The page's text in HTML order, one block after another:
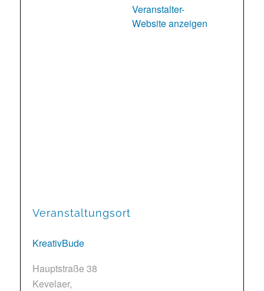
Veranstalter-
Website anzeigen
Veranstaltungsort
KreativBude
Hauptstraße 38
Kevelaer,